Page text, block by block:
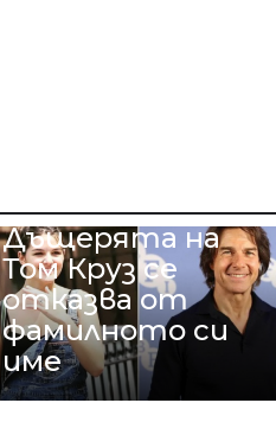
Дъщерята на
Том Круз се
отказва от
фамилното си
име